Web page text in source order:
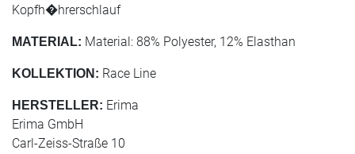
Kopfh�hrerschlauf
MATERIAL: Material: 88% Polyester, 12% Elasthan
KOLLEKTION: Race Line
HERSTELLER: Erima
Erima GmbH
Carl-Zeiss-Straße 10